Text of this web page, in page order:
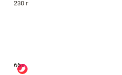
230 г
66 г